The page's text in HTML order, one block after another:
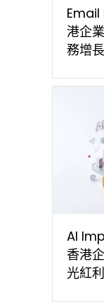
Email
港企
務增長
AI
香港
光紅